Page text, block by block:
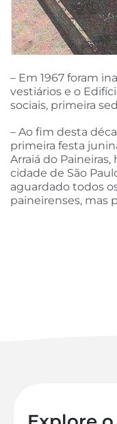
– Em 1967 foram
vestiários e o
sociais, primeira
– Ao fim desta
primeira festa
Arraiá do
cidade de São
aguardado todos
paineirenses, mas